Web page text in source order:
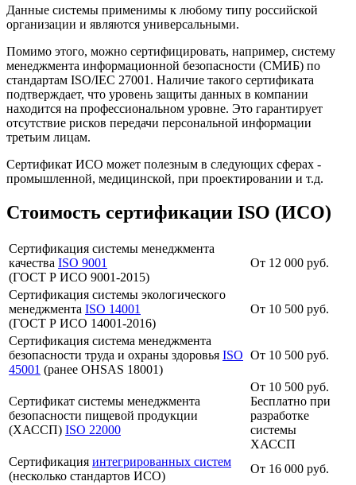
Данные системы применимы к любому типу российской
организации и являются универсальными.
Помимо этого, можно сертифицировать, например, систему
менеджмента информационной безопасности (СМИБ) по
стандартам ISO/IEC 27001. Наличие такого сертификата
подтверждает, что уровень защиты данных в компании
находится на профессиональном уровне. Это гарантирует
отсутствие рисков передачи персональной информации
третьим лицам.
Сертификат ИСО может полезным в следующих сферах -
промышленной, медицинской, при проектировании и т.д.
Стоимость сертификации ISO (ИСО)
Сертификация системы менеджмента
качества ISO 9001
(ГОСТ Р ИСО 9001-2015)
От 12 000 руб.
Сертификация системы экологического
менеджмента ISO 14001
(ГОСТ Р ИСО 14001-2016)
От 10 500 руб.
Сертификация система менеджмента
безопасности труда и охраны здоровья ISO
45001 (ранее OHSAS 18001)
От 10 500 руб.
Сертификат системы менеджмента
безопасности пищевой продукции
(ХАССП) ISO 22000
От 10 500 руб.
Бесплатно при
разработке
системы
ХАССП
Сертификация интегрированных систем
(несколько стандартов ИСО)
От 16 000 руб.